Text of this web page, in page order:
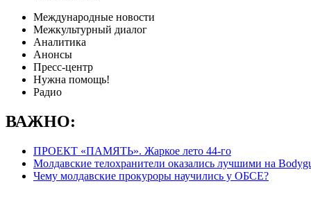
Международные новости
Межкультурный диалог
Аналитика
Анонсы
Пресс-центр
Нужна помощь!
Радио
ВАЖНО:
ПРОЕКТ «ПАМЯТЬ». Жаркое лето 44-го
Молдавские телохранители оказались лучшими на
Чему молдавские прокуроры научились у ОБСЕ?